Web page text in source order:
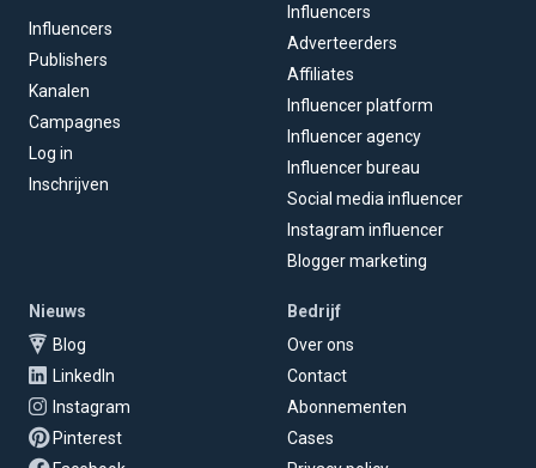
Influencers
Publishers
Kanalen
Campagnes
Log in
Inschrijven
Influencers
Adverteerders
Affiliates
Influencer platform
Influencer agency
Influencer bureau
Social media influencer
Instagram influencer
Blogger marketing
Nieuws
Blog
LinkedIn
Instagram
Pinterest
Bedrijf
Over ons
Contact
Abonnementen
Cases